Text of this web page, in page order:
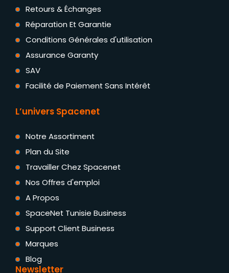
Retours & Échanges
Réparation Et Garantie
Conditions Générales d'utilisation
Assurance Garanty
SAV
Facilité de Paiement Sans Intérêt
L’univers Spacenet
Notre Assortiment
Plan du Site
Travailler Chez Spacenet
Nos Offres d'emploi
A Propos
SpaceNet Tunisie Business
Support Client Business
Marques
Blog
Newsletter